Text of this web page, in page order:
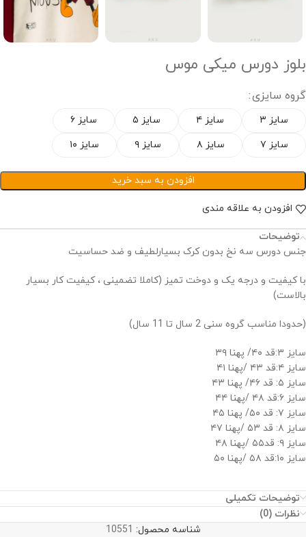
بلوز دورس میکی موس
گروه سایزی
سایز ۳ سایز ۴ سایز ۵
سایز ۶
سایز ۷
سایز ۸ سایز ۹ سایز ۱۰
افزودن به سبد خرید
افزودن به علاقه مندی
توضیحات
جنس دورس سه نخ بدون کرک بسیارلطیف و ضد حساسیت
با کیفیت و درجه یک و دوخت تمیز (کاملا تضمینی ، کیفیت کار بسیار
بالاست)
(حدودا مناسب گروه سنی 2 سال تا 11 سال)
سایز ۳:قد ۴۰/ پهنا ۳۹
سایز ۴:قد ۴۳ /پهنا ۴۱
سایز ۵: قد ۴۶/ پهنا ۴۳
سایز ۶:قد ۴۸ /پهنا ۴۴
سایز ۷: قد ۵۰/ پهنا ۴۵
سایز ۸: قد ۵۳ /پهنا ۴۷
سایز ۹: قد۵۵ /پهنا ۴۸
سایز ۱۰:قد ۵۸ /پهنا ۵۰
توضیحات تکمیلی
نظرات (0)
شناسه محصول: 10551